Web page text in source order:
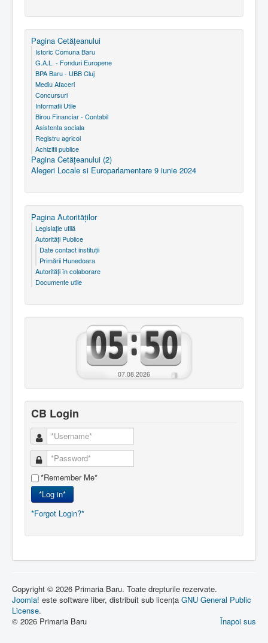
Pagina Cetăţeanului
Istoric Comuna Baru
G.A.L. - Fonduri Europene
BPA Baru - UBB Cluj
Mediu Afaceri
Concursuri
Informatii Utile
Birou Financiar - Contabil
Asistenta sociala
Registru agricol
Achizitii publice
Pagina Cetăţeanului (2)
Alegeri Locale si Europarlamentare 9 iunie 2024
Pagina Autorităţilor
Legislaţie utilă
Autorităţi Publice
Date contact instituţii
Primării Hunedoara
Autorităţi în colaborare
Documente utile
07.08.2026
CB Login
*Remember Me*
*Log in*
*Forgot Login?*
Copyright © 2026 Primaria Baru. Toate drepturile rezervate.
Joomla! este software liber, distribuit sub licența GNU General Public
License.
Înapoi sus
© 2026 Primaria Baru